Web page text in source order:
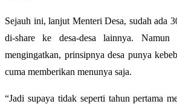
Sejauh ini, lanjut Menteri Desa, sudah ada
di-share ke desa-desa lainnya.
mengingatkan, prinsipnya desa punya
cuma memberikan menunya saja.
“Jadi supaya tidak seperti tahun pertama